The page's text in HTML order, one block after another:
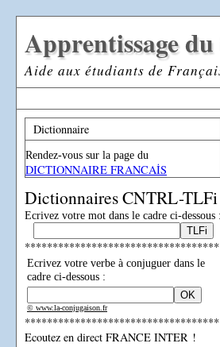
Apprentissage
Aide aux étudiants de
Dictionnaire
Rendez-vous sur la page du
DICTIONNAIRE FRANCAİS
Dictionnaires CNTRL-TLFi
Ecrivez votre mot dans le cadre ci-dessous :
Ecrivez votre verbe à conjuguer dans le
cadre ci-dessous :
© www.la-conjugaison.fr
Ecoutez en direct FRANCE INTER !